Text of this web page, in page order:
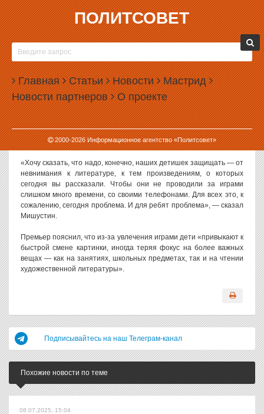
ПОЛИТСОВЕТ
Главная Статьи Новости Мастрид
Новости партнеров О проекте
2000-2026Информационное агентство «Политсовет»
02.06.2026, 11:55
МИШУСТИН ПРИЗВАЛ ЗАЩИЩАТЬ ДЕТЕЙ ОТ
УВЛЕЧЕНИЯ ИГРАМИ
Председатель Правительства России Михаил Мишустин заявил,
что детей нужно защищать от чрезмерного увлечения
видеоиграми.
С таким заявлением премьер-министр выступил на вручении
премий в области детской и подростковой литературы.
«Хочу сказать, что надо, конечно, наших детишек защищать — от
невнимания к литературе, к тем произведениям, о которых
сегодня вы рассказали. Чтобы они не проводили за играми
слишком много времени, со своими телефонами. Для всех это, к
сожалению, сегодня проблема. И для ребят проблема», — сказал
Мишустин.
Премьер пояснил, что из-за увлечения играми дети «привыкают к
быстрой смене картинки, иногда теряя фокус на более важных
вещах — как на занятиях, школьных предметах, так и на чтении
художественной литературы».
Подписывайтесь на наш Телеграм-канал
Похожие новости по теме
08.07.2025, 15:04